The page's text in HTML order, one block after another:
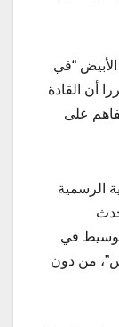
“في
أن القادة
على
الرسمية
في
من دون